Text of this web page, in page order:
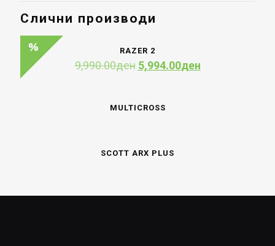
Слични производи
RAZER 2
9,990.00ден Original
5,994.00денCurrent
MULTICROSS
SCOTT ARX PLUS